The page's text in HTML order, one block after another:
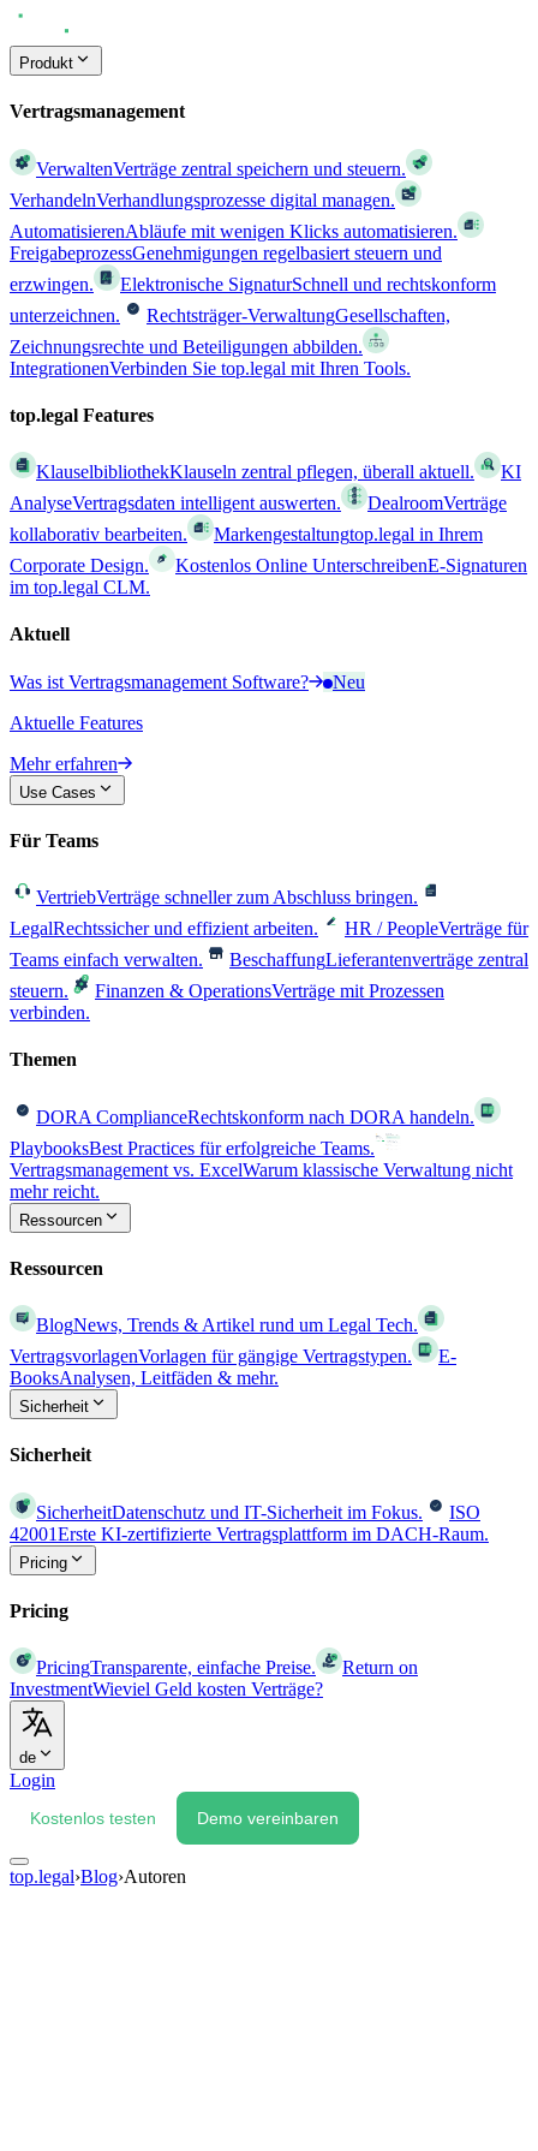
Produkt
Vertragsmanagement
VerwaltenVerträge zentral speichern und steuern.
VerhandelnVerhandlungsprozesse digital managen.
AutomatisierenAbläufe mit wenigen Klicks automatisieren.
FreigabeprozessGenehmigungen regelbasiert steuern und
erzwingen.
Elektronische SignaturSchnell und rechtskonform
unterzeichnen.
Rechtsträger-VerwaltungGesellschaften,
Zeichnungsrechte und Beteiligungen abbilden.
IntegrationenVerbinden Sie top.legal mit Ihren Tools.
top.legal Features
KlauselbibliothekKlauseln zentral pflegen, überall aktuell.
KI
AnalyseVertragsdaten intelligent auswerten. DealroomVerträge
kollaborativ bearbeiten.
Markengestaltungtop.legal in Ihrem
Corporate Design.
Kostenlos Online UnterschreibenE-Signaturen
im top.legal CLM.
Aktuell
Was ist Vertragsmanagement Software?
Neu
Aktuelle Features
Mehr erfahren
Use Cases
Für Teams
VertriebVerträge schneller zum Abschluss bringen.
LegalRechtssicher und effizient arbeiten. HR / PeopleVerträge für
Teams einfach verwalten.
BeschaffungLieferantenverträge zentral
steuern.
Finanzen & OperationsVerträge mit Prozessen
verbinden.
Themen
DORA ComplianceRechtskonform nach DORA handeln.
PlaybooksBest Practices für erfolgreiche Teams.
Vertragsmanagement vs. ExcelWarum klassische Verwaltung nicht
mehr reicht.
Ressourcen
Ressourcen
BlogNews, Trends & Artikel rund um Legal Tech.
VertragsvorlagenVorlagen für gängige Vertragstypen.
E-
BooksAnalysen, Leitfäden & mehr.
Sicherheit
Sicherheit
SicherheitDatenschutz und IT-Sicherheit im Fokus.
ISO
42001Erste KI-zertifizierte Vertragsplattform im DACH-Raum.
Pricing
Pricing
PricingTransparente, einfache Preise.
Return on
InvestmentWieviel Geld kosten Verträge?
de
Login
Kostenlos testen Demo vereinbaren
top.legal›Blog›Autoren